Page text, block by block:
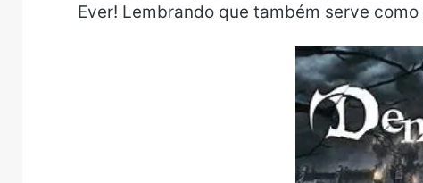
Ever! Lembrando que também serve